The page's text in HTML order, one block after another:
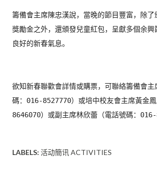
籌備會主席陳忠漢說，當晚的節目豐富，
除了
獎勵金之外，還頒發兒童紅包， 呈獻多個余興
良好的新春氣息。
欲知新春聯歡會詳情或購票，可聯絡籌備會主
碼： 016-8527770）或培中校友會主席黃金鳳
8646070）或副主席林欣蕾（電話號碼：016-
LABELS: 活动簡讯 ACTIVITIES